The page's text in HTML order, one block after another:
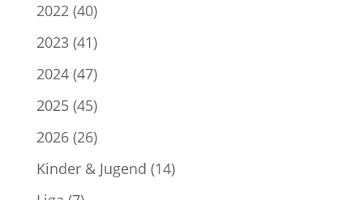
2022(40)
2023(41)
2024(47)
2025(45)
2026(26)
Kinder & Jugend (14)